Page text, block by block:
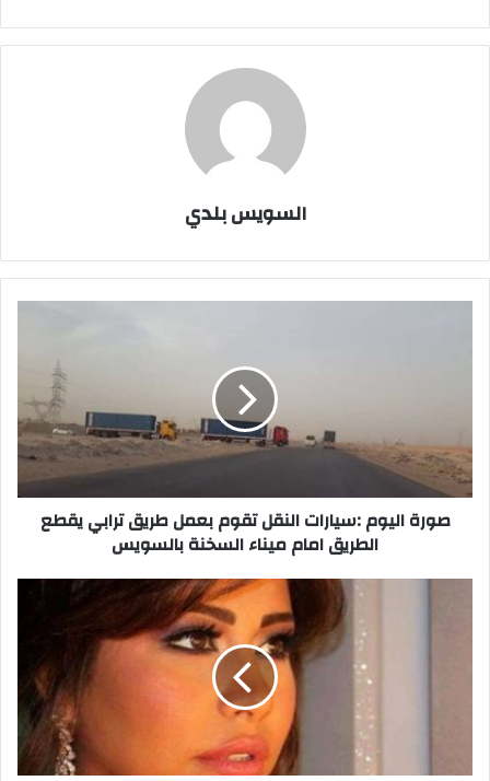
السويس بلدي
طريق
ترابي
يقطع
الطريق
السخنة
صورة اليوم :سيارات النقل تقوم بعمل طريق ترابي يقطع
الطريق امام ميناء السخنة بالسويس